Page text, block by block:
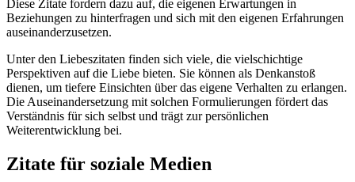
Diese Zitate fordern dazu auf, die eigenen Erwartungen in
Beziehungen zu hinterfragen und sich mit den eigenen Erfahrungen
auseinanderzusetzen.
Unter den Liebeszitaten finden sich viele, die vielschichtige
Perspektiven auf die Liebe bieten. Sie können als Denkanstoß
dienen, um tiefere Einsichten über das eigene Verhalten zu erlangen.
Die Auseinandersetzung mit solchen Formulierungen fördert das
Verständnis für sich selbst und trägt zur persönlichen
Weiterentwicklung bei.
Zitate für soziale Medien